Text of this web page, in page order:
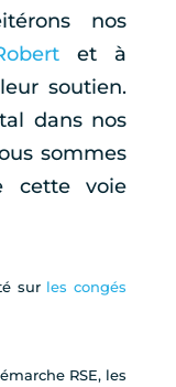
nos
et à
soutien.
dans nos
sommes
cette voie
surles congés
RSE, les